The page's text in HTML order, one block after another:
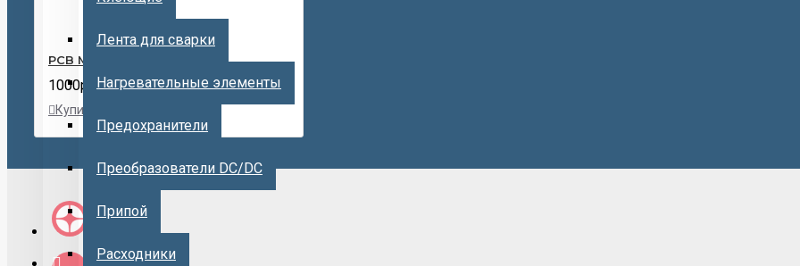
Лента для сварки
Нагревательные элементы
Предохранители
Преобразователи DC/DC
Припой
Расходники
PCB Makita 18в yx-mt-01
1000р.
Купить
закладкисравнение